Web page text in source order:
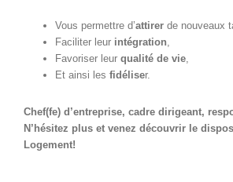
Vous permettre d’attirer de nouveaux
Faciliter leur intégration
Favoriser leur qualité de vie
Et ainsi les fidéliser.
Chef(fe) d’entreprise, cadre dirigeant,
N’hésitez plus et venez découvrir le
Logement!